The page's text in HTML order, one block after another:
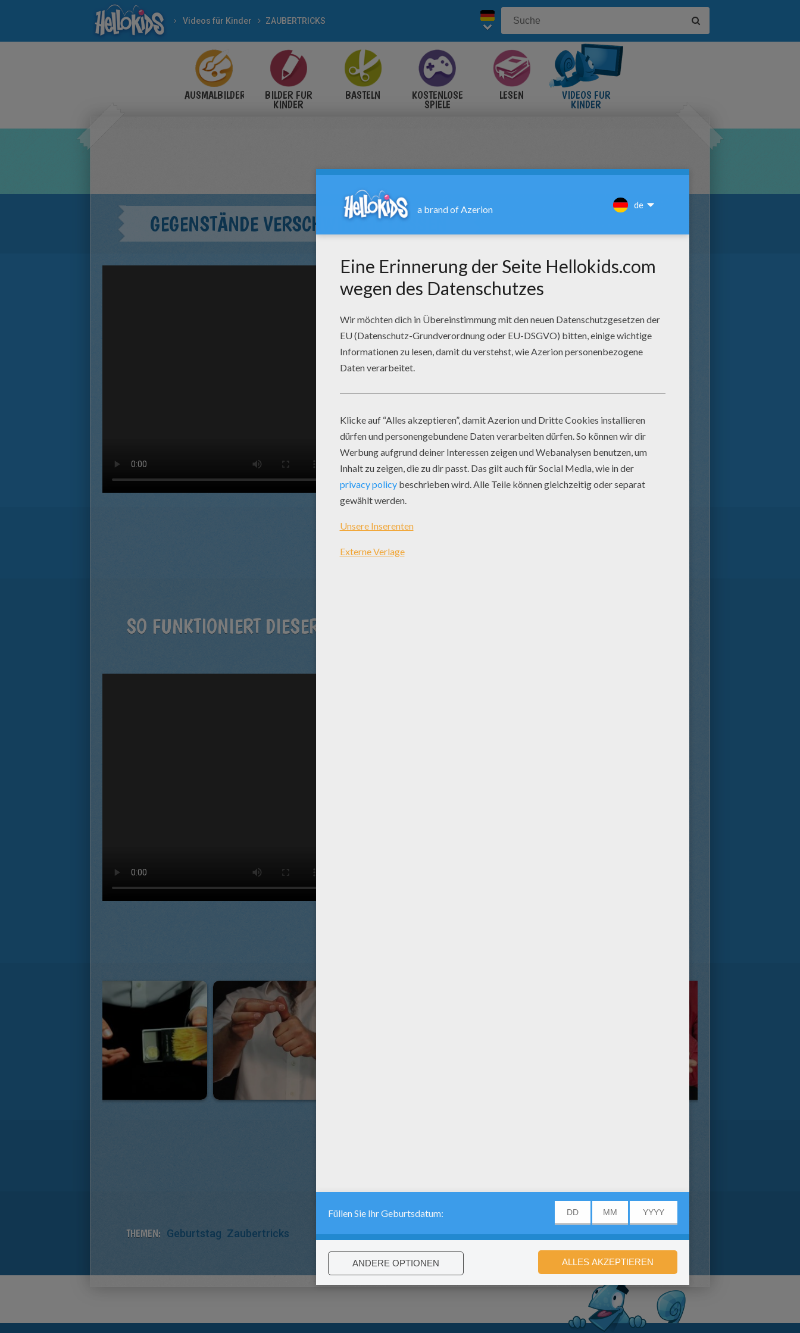
Videos für Kinder ZAUBERTRICKS
AUSMALBILDER BILDER FÜR
KINDER
BASTELN KOSTENLOSE
SPIELE
LESEN VIDEOS FÜR
KINDER
GEGENSTÄNDE VERSCHWINDEN LASSEN
SO FUNKTIONIERT DIESER TRICK
THEMEN: Geburtstag Zaubertricks